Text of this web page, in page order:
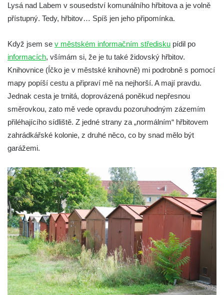
Židovský hřbitov Terezín II.
Židovský hřbitov Terezín I.
Nový židovský hřbitov Roudnice nad
Labem
Starý židovský hřbitov Roudnice nad
Labem
Nový židovský hřbitov Hořice
Židovský hřbitov Mnichovo Hradiště
Starý židovský hřbitov Nový Bydžov
(Kuttenplan)
Starý židovský hřbitov Chodová Planá
(Kuttenplan)
Nový židovský hřbitov Údlice (Eidlitz)
Židovský hřbitov Chomutov (Komotau)
Židovský hřbitov Poutnov (Pauten)
Židovský hřbitov Bečov nad Teplou
(Petschau)
Starý židovský hřbitov v Ústí nad Labem
Lysá nad Labem v sousedství komunálního hřbitova a je volně
přístupný. Tedy, hřbitov… Spíš jen jeho připomínka.
Když jsem se v městském informačním středisku pídil po
informacích, všímám si, že je tu také židovský hřbitov.
Knihovnice (Íčko je v městské knihovně) mi podrobně s pomocí
mapy popíší cestu a připraví mě na nejhorší. A mají pravdu.
Jednak cesta je trnitá, doprovázená poněkud nepřesnou
směrovkou, zato mě vede opravdu pozoruhodným zázemím
přiléhajícího sídliště. Z jedné strany za „normálním“ hřbitovem
zahrádkářské kolonie, z druhé něco, co by snad mělo být
garážemi.